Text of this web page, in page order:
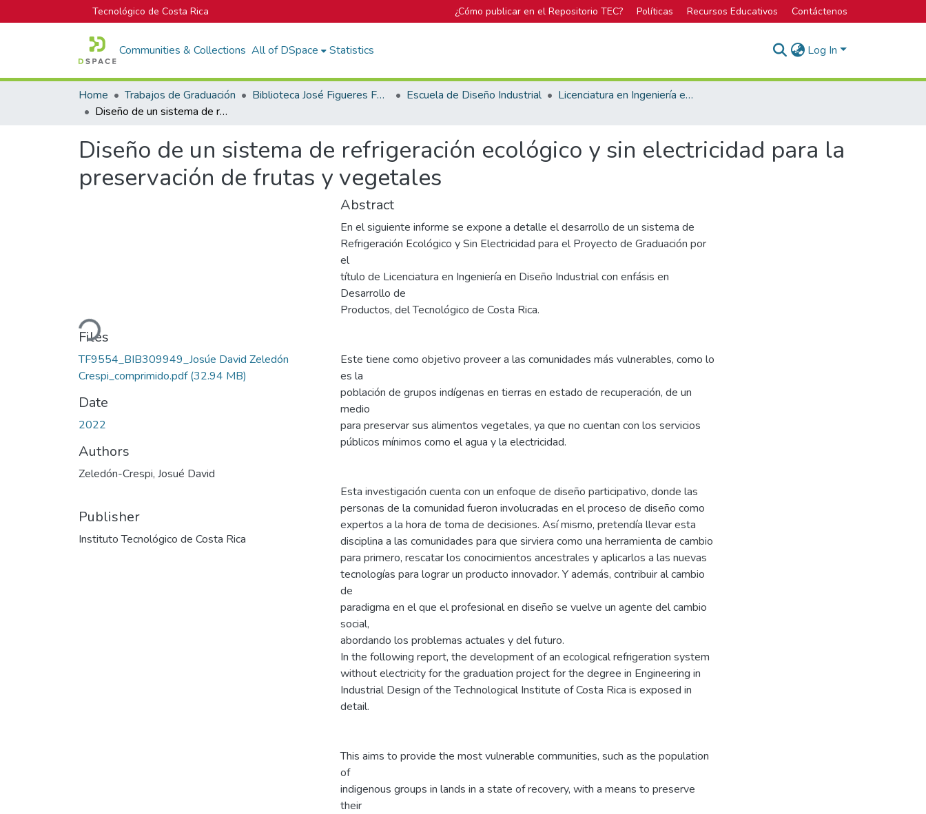
Tecnológico de Costa Rica ¿Cómo publicar en el Repositorio TEC? Políticas Recursos Educativos Contáctenos
Communities & Collections All of DSpace Statistics Log In
Home Trabajos de Graduación Biblioteca José Figueres Ferrer Escuela de Diseño Industrial
Licenciatura en Ingeniería en Diseño Industrial
Diseño de un sistema de refrigeración ecológico y sin electricidad para la preservación de frutas y vegetales
Diseño de un sistema de refrigeración ecológico y sin electricidad para la
preservación de frutas y vegetales
Loading...
Files
TF9554_BIB309949_Josúe David Zeledón
Crespi_comprimido.pdf(32.94 MB)
Date
2022
Authors
Zeledón-Crespi, Josué David
Publisher
Instituto Tecnológico de Costa Rica
Abstract
En el siguiente informe se expone a detalle el desarrollo de un sistema de
Refrigeración Ecológico y Sin Electricidad para el Proyecto de Graduación por
el
título de Licenciatura en Ingeniería en Diseño Industrial con enfásis en
Desarrollo de
Productos, del Tecnológico de Costa Rica.
Este tiene como objetivo proveer a las comunidades más vulnerables, como lo
es la
población de grupos indígenas en tierras en estado de recuperación, de un
medio
para preservar sus alimentos vegetales, ya que no cuentan con los servicios
públicos mínimos como el agua y la electricidad.
Esta investigación cuenta con un enfoque de diseño participativo, donde las
personas de la comunidad fueron involucradas en el proceso de diseño como
expertos a la hora de toma de decisiones. Así mismo, pretendía llevar esta
disciplina a las comunidades para que sirviera como una herramienta de cambio
para primero, rescatar los conocimientos ancestrales y aplicarlos a las nuevas
tecnologías para lograr un producto innovador. Y además, contribuir al cambio
de
paradigma en el que el profesional en diseño se vuelve un agente del cambio
social,
abordando los problemas actuales y del futuro.
In the following report, the development of an ecological refrigeration system
without electricity for the graduation project for the degree in Engineering in
Industrial Design of the Technological Institute of Costa Rica is exposed in
detail.
This aims to provide the most vulnerable communities, such as the population
of
indigenous groups in lands in a state of recovery, with a means to preserve
their